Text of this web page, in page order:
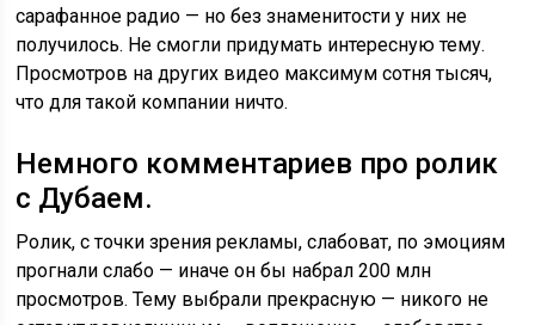
сарафанное радио — но без знаменитости у них не
получилось. Не смогли придумать интересную тему.
Просмотров на других видео максимум сотня тысяч,
что для такой компании ничто.
Немного комментариев про ролик
с Дубаем.
Ролик, с точки зрения рекламы, слабоват, по эмоциям
прогнали слабо — иначе он бы набрал 200 млн
просмотров. Тему выбрали прекрасную — никого не